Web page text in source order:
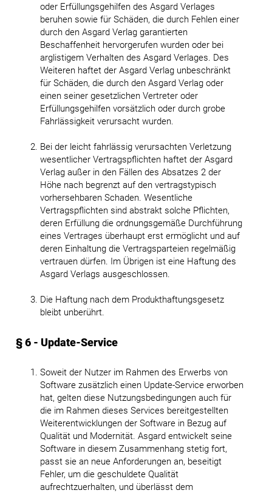
oder Erfüllungsgehilfen des Asgard Verlages
beruhen sowie für Schäden, die durch Fehlen einer
durch den Asgard Verlag garantierten
Beschaffenheit hervorgerufen wurden oder bei
arglistigem Verhalten des Asgard Verlages. Des
Weiteren haftet der Asgard Verlag unbeschränkt
für Schäden, die durch den Asgard Verlag oder
einen seiner gesetzlichen Vertreter oder
Erfüllungsgehilfen vorsätzlich oder durch grobe
Fahrlässigkeit verursacht wurden.
Bei der leicht fahrlässig verursachten Verletzung
wesentlicher Vertragspflichten haftet der Asgard
Verlag außer in den Fällen des Absatzes 2 der
Höhe nach begrenzt auf den vertragstypisch
vorhersehbaren Schaden. Wesentliche
Vertragspflichten sind abstrakt solche Pflichten,
deren Erfüllung die ordnungsgemäße Durchführung
eines Vertrages überhaupt erst ermöglicht und auf
deren Einhaltung die Vertragsparteien regelmäßig
vertrauen dürfen. Im Übrigen ist eine Haftung des
Asgard Verlags ausgeschlossen.
Die Haftung nach dem Produkthaftungsgesetz
bleibt unberührt.
§ 6 - Update-Service
Soweit der Nutzer im Rahmen des Erwerbs von
Software zusätzlich einen Update-Service erworben
hat, gelten diese Nutzungsbedingungen auch für
die im Rahmen dieses Services bereitgestellten
Weiterentwicklungen der Software in Bezug auf
Qualität und Modernität. Asgard entwickelt seine
Software in diesem Zusammenhang stetig fort,
passt sie an neue Anforderungen an, beseitigt
Fehler, um die geschuldete Qualität
aufrechtzuerhalten, und überlässt dem